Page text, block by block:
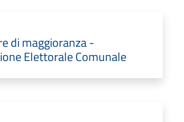
di maggioranza -
Elettorale Comunale